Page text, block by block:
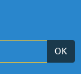
OK